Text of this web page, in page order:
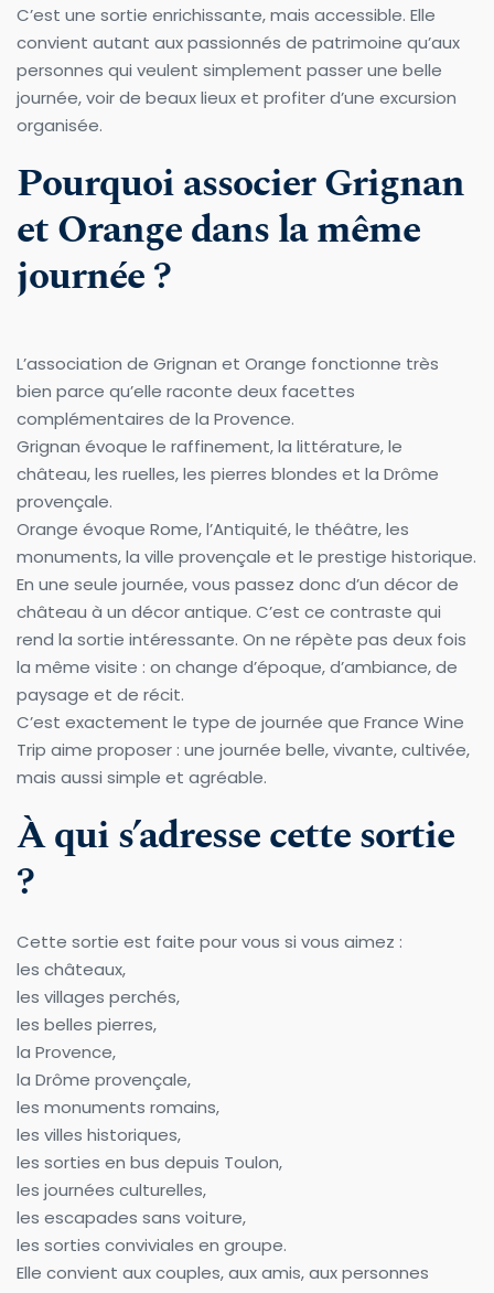
C’est une sortie enrichissante, mais accessible. Elle
convient autant aux passionnés de patrimoine qu’aux
personnes qui veulent simplement passer une belle
journée, voir de beaux lieux et profiter d’une excursion
organisée.
Pourquoi associer Grignan
et Orange dans la même
journée ?
L’association de Grignan et Orange fonctionne très
bien parce qu’elle raconte deux facettes
complémentaires de la Provence.
Grignan évoque le raffinement, la littérature, le
château, les ruelles, les pierres blondes et la Drôme
provençale.
Orange évoque Rome, l’Antiquité, le théâtre, les
monuments, la ville provençale et le prestige historique.
En une seule journée, vous passez donc d’un décor de
château à un décor antique. C’est ce contraste qui
rend la sortie intéressante. On ne répète pas deux fois
la même visite : on change d’époque, d’ambiance, de
paysage et de récit.
C’est exactement le type de journée que France Wine
Trip aime proposer : une journée belle, vivante, cultivée,
mais aussi simple et agréable.
À qui s’adresse cette sortie
?
Cette sortie est faite pour vous si vous aimez :
les châteaux,
les villages perchés,
les belles pierres,
la Provence,
la Drôme provençale,
les monuments romains,
les villes historiques,
les sorties en bus depuis Toulon,
les journées culturelles,
les escapades sans voiture,
les sorties conviviales en groupe.
Elle convient aux couples, aux amis, aux personnes